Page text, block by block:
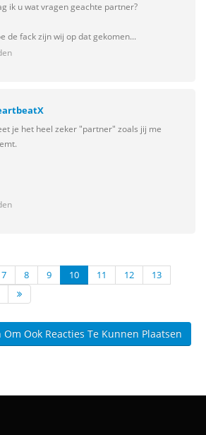
ik u wat vragen geachte partner?
de fack zijn wij op dat gekomen...
je het heel zeker "partner" zoals jij me
7 8 9 10 11 12
13
Om Ook Reacties Te Kunnen Plaatsen